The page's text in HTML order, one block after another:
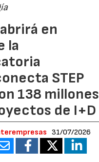
en
la
STEP
138 millones
de I+D
31/07/2026